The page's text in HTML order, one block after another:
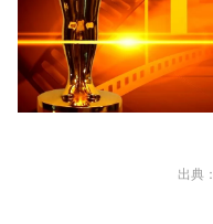
出典：